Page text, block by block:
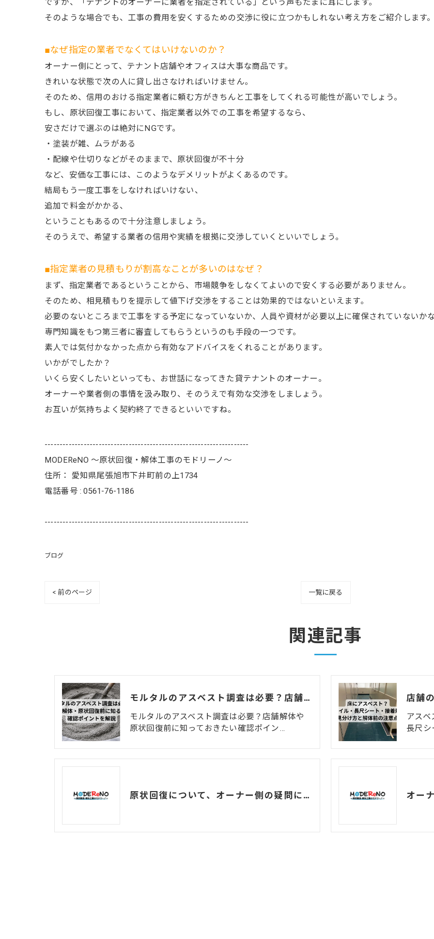
ですが、「テナントのオーナーに業者を指定されている」という声もたまに耳にします。
そのような場合でも、工事の費用を安くするための交渉に役に立つかもしれない考え方をご紹介します
■なぜ指定の業者でなくてはいけないのか？
オーナー側にとって、テナント店舗やオフィスは大事な商品です。
きれいな状態で次の人に貸し出さなければいけません。
そのため、信用のおける指定業者に頼む方がきちんと工事をしてくれる可能性が高いでしょう。
もし、原状回復工事において、指定業者以外での工事を希望するなら、
安さだけで選ぶのは絶対にNGです。
・塗装が雑、ムラがある
・配線や仕切りなどがそのままで、原状回復が不十分
など、安価な工事には、このようなデメリットがよくあるのです。
結局もう一度工事をしなければいけない、
追加で料金がかかる、
ということもあるので十分注意しましょう。
そのうえで、希望する業者の信用や実績を根拠に交渉していくといいでしょう。
■指定業者の見積もりが割高なことが多いのはなぜ？
まず、指定業者であるということから、市場競争をしなくてよいので安くする必要がありません。
そのため、相見積もりを提示して値下げ交渉をすることは効果的ではないといえます。
必要のないところまで工事をする予定になっていないか、人員や資材が必要以上に確保されていないか
専門知識をもつ第三者に審査してもらうというのも手段の一つです。
素人では気付かなかった点から有効なアドバイスをくれることがあります。
いかがでしたか？
いくら安くしたいといっても、お世話になってきた貸テナントのオーナー。
オーナーや業者側の事情を汲み取り、そのうえで有効な交渉をしましょう。
お互いが気持ちよく契約終了できるといいですね。
--------------------------------------------------------------------
MODEReNO ～原状回復・解体工事のモドリーノ～
住所： 愛知県尾張旭市下井町前の上1734
電話番号 :0561-76-1186
--------------------------------------------------------------------
ブログ
< 前のページ 一覧に戻る
関連記事
モルタルのアスベスト調査は必要？店舗解体・原状回復前に知るべき確認ポイントを解説
モルタルのアスベスト調査は必要？店舗解体や
原状回復前に知っておきたい確認ポイン…
アスベ
長尺シ
原状回復について、オーナー側の疑問にお答えします！